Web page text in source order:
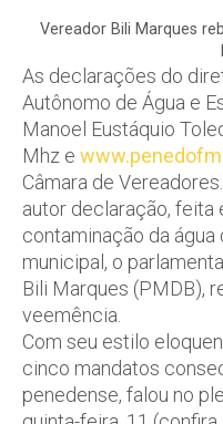
Vereador Bili Marques
As declarações do
Autônomo de Água e
Manoel Eustáquio
Mhz e
Câmara de
autor declaração, feita
contaminação da
municipal, o
Bili Marques (PMDB),
veemência.
Com seu estilo
cinco mandatos
penedense, falou no